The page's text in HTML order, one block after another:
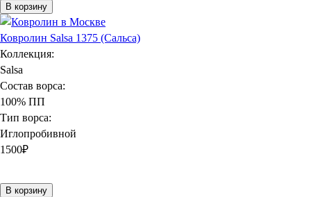
В корзину
Ковролин Salsa 1375 (Сальса)
Коллекция:
Salsa
Состав ворса:
100% ПП
Тип ворса:
Иглопробивной
1500₽
В корзину